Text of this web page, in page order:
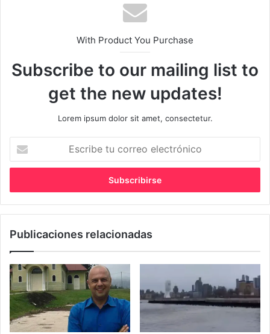
With Product You Purchase
Subscribe to our mailing list to
get the new updates!
Lorem ipsum dolor sit amet, consectetur.
correo
Publicaciones relacionadas